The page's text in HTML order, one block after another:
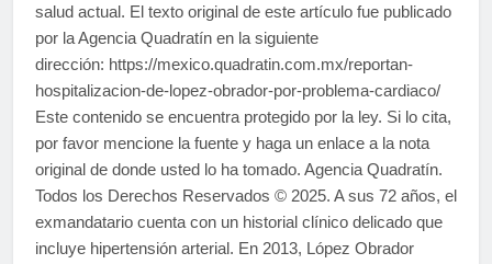
salud actual. El texto original de este artículo fue publicado
por la Agencia Quadratín en la siguiente
dirección: https://mexico.quadratin.com.mx/reportan-
hospitalizacion-de-lopez-obrador-por-problema-cardiaco/
Este contenido se encuentra protegido por la ley. Si lo cita,
por favor mencione la fuente y haga un enlace a la nota
original de donde usted lo ha tomado. Agencia Quadratín.
Todos los Derechos Reservados © 2025. A sus 72 años, el
exmandatario cuenta con un historial clínico delicado que
incluye hipertensión arterial. En 2013, López Obrador